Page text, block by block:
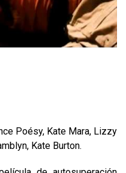
Poésy, Kate Mara, Lizzy
Kate Burton.